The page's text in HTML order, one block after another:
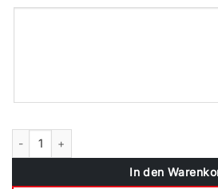
Kunststofffenster Badfenster Ornament
In den